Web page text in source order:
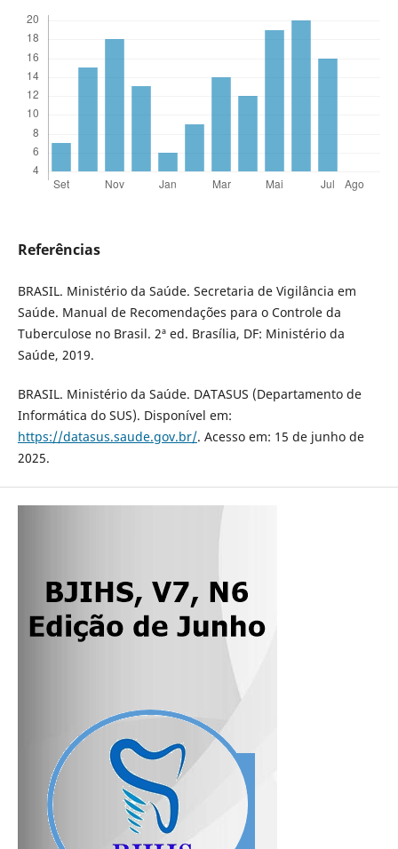
Referências
BRASIL. Ministério da Saúde. Secretaria de Vigilância em
Saúde. Manual de Recomendações para o Controle da
Tuberculose no Brasil. 2ª ed. Brasília, DF: Ministério da
Saúde, 2019.
BRASIL. Ministério da Saúde. DATASUS (Departamento de
Informática do SUS). Disponível em:
https://datasus.saude.gov.br/. Acesso em: 15 de junho de
2025.